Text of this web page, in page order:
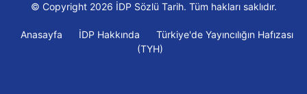
© Copyright 2026 İDP Sözlü Tarih. Tüm hakları saklıdır.
Anasayfa İDP Hakkında
Türkiye'de Yayıncılığın Hafızası
(TYH)